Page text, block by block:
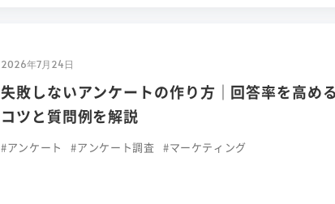
2026年7月24日
失敗しないアンケートの作り方｜回答率を高め
コツと質問例を解説
#アンケート #アンケート調査 #マーケティング